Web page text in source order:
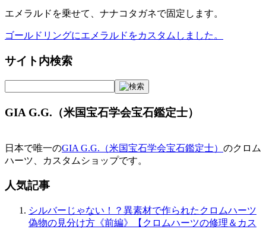
エメラルドを乗せて、ナナコタガネで固定します。
投
稿
ナ
ビ
ゲ
シ
ン
ゴールドリングにエメラルドをカスタムしました。
サイト内検索
GIA G.G.（米国宝石学会宝石鑑定士）
日本で唯一のGIA G.G.（米国宝石学会宝石鑑定士） のクロム
ハーツ、カスタムショップです。
人気記事
シルバーじゃない！？異素材で作られたクロムハーツ
偽物の見分け方《前編》【クロムハーツの修理＆カス